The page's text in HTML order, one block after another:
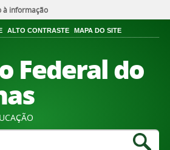
à informação
ALTO CONTRASTE MAPA DO SITE
Federal do